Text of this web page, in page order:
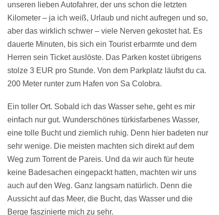
unseren lieben Autofahrer, der uns schon die letzten
Kilometer – ja ich weiß, Urlaub und nicht aufregen und so,
aber das wirklich schwer – viele Nerven gekostet hat. Es
dauerte Minuten, bis sich ein Tourist erbarmte und dem
Herren sein Ticket auslöste. Das Parken kostet übrigens
stolze 3 EUR pro Stunde. Von dem Parkplatz läufst du ca.
200 Meter runter zum Hafen von Sa Colobra.
Ein toller Ort. Sobald ich das Wasser sehe, geht es mir
einfach nur gut. Wunderschönes türkisfarbenes Wasser,
eine tolle Bucht und ziemlich ruhig. Denn hier badeten nur
sehr wenige. Die meisten machten sich direkt auf dem
Weg zum Torrent de Pareis. Und da wir auch für heute
keine Badesachen eingepackt hatten, machten wir uns
auch auf den Weg. Ganz langsam natürlich. Denn die
Aussicht auf das Meer, die Bucht, das Wasser und die
Berge faszinierte mich zu sehr.